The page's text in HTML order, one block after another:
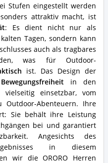
Stufen eingestellt werden
attraktiv macht, ist
: Es dient nicht nur als
Tagen, sondern kann
auch als tragbares
was für Outdoor-
ist. Das Design der
in den
einsetzbar, vom
Abenteuern. Ihre
Sie behält ihre Leistung
bei und garantiert
Angesichts des
in diesem
wir die ORORO Herren